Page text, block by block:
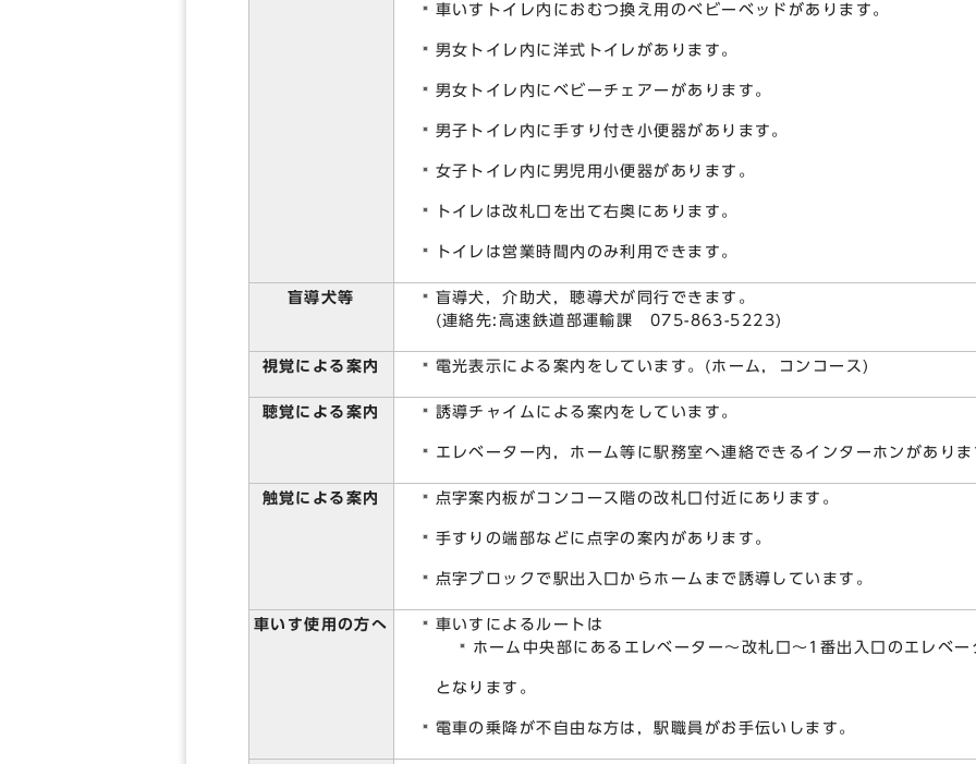
車いすトイレ内におむつ換え用のベビーベッドがあります。
男女トイレ内に洋式トイレがあります。
男女トイレ内にベビーチェアーがあります。
男子トイレ内に手すり付き小便器があります。
女子トイレ内に男児用小便器があります。
トイレは改札口を出て右奥にあります。
トイレは営業時間内のみ利用できます。
盲導犬等
盲導犬，介助犬，聴導犬が同行できます。
(連絡先:高速鉄道部運輸課 075-863-5223)
視覚による案内 電光表示による案内をしています。(ホーム，コンコース)
聴覚による案内 誘導チャイムによる案内をしています。
エレベーター内，ホーム等に駅務室へ連絡できるインターホンがあり
触覚による案内 点字案内板がコンコース階の改札口付近にあります。
手すりの端部などに点字の案内があります。
点字ブロックで駅出入口からホームまで誘導しています。
車いす使用の方へ
車いすによるルートは
ホーム中央部にあるエレベーター～改札口～1番出入口のエレベ
となります。
電車の乗降が不自由な方は，駅職員がお手伝いします。